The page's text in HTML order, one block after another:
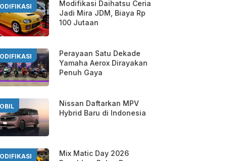
Modifikasi Daihatsu Ceria
Jadi Mira JDM, Biaya Rp
100 Jutaan
Perayaan Satu Dekade
Yamaha Aerox Dirayakan
Penuh Gaya
Nissan Daftarkan MPV
Hybrid Baru di Indonesia
Mix Matic Day 2026